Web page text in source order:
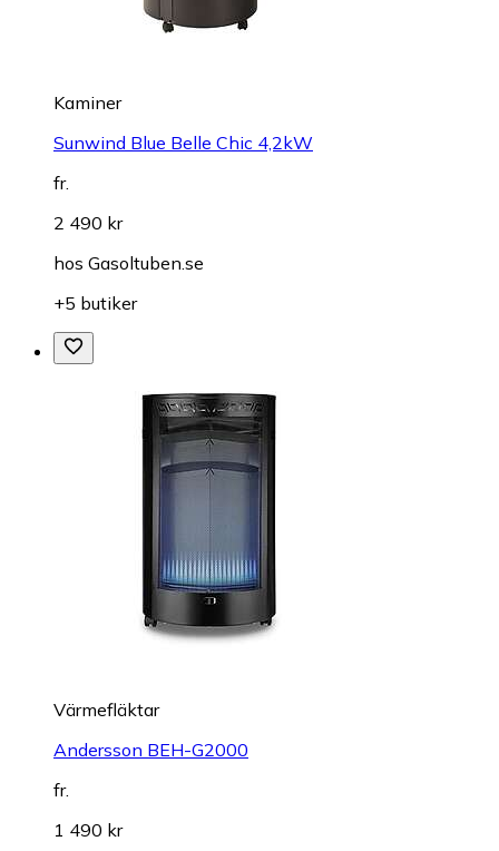
Kaminer
Sunwind Blue Belle Chic 4,2kW
fr.
2 490 kr
hos Gasoltuben.se
+5 butiker
Värmefläktar
Andersson BEH-G2000
fr.
1 490 kr